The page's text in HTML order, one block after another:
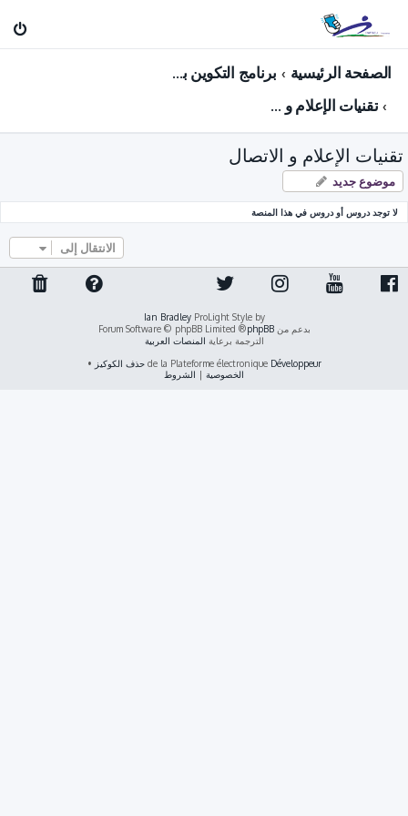
الصفحة الرئيسية
برنامج التكوين بعد الترقية لرتبة: مفتش الشباب و الرياضة ( فرع: الشـــــباب )
تقنيات الإعلام و الاتصال
تقنيات الإعلام و الاتصال
موضوع جديد
لا توجد دروس أو دروس في هذا المنصة
الانتقال إلى
ProLight Style by
Ian Bradley
بدعم منphpBB
® Forum Software © phpBB Limited
الترجمة برعاية المنصات العربية
Développeur
de la Plateforme électronique حذف الكوكيز •
الخصوصية | الشروط